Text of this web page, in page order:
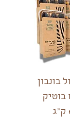
בונבון
בוטיק